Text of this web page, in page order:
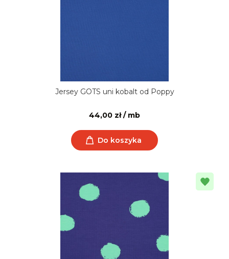
Jersey GOTS uni kobalt od Poppy
44,00 zł / mb
Do koszyka